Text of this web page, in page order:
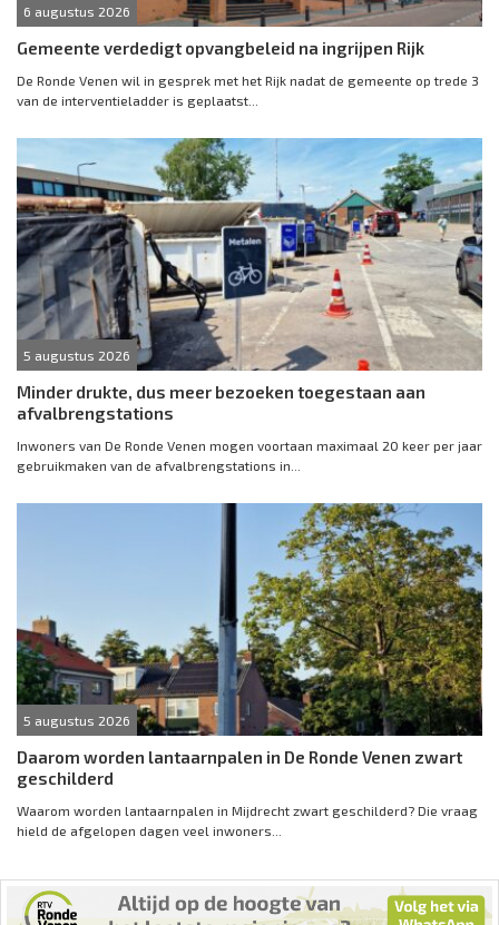
6 augustus 2026
Gemeente verdedigt opvangbeleid na ingrijpen Rijk
De Ronde Venen wil in gesprek met het Rijk nadat de gemeente op trede 3
van de interventieladder is geplaatst...
5 augustus 2026
Minder drukte, dus meer bezoeken toegestaan aan
afvalbrengstations
Inwoners van De Ronde Venen mogen voortaan maximaal 20 keer per jaar
gebruikmaken van de afvalbrengstations in...
5 augustus 2026
Daarom worden lantaarnpalen in De Ronde Venen zwart
geschilderd
Waarom worden lantaarnpalen in Mijdrecht zwart geschilderd? Die vraag
hield de afgelopen dagen veel inwoners...